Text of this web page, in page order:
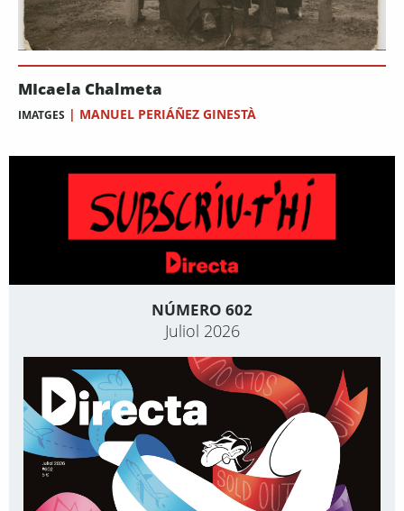
MIcaela Chalmeta
IMATGES | MANUEL PERIÁÑEZ GINESTÀ
NÚMERO 602
Juliol 2026